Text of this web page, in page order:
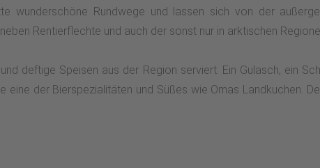
wunderschöne Rundwege und lassen sich von der
Rentierflechte und auch der sonst nur in arktischen
deftige Speisen aus der Region serviert. Ein Gulasch, ein
eine der Bierspezialitäten und Süßes wie Omas Landkuchen.